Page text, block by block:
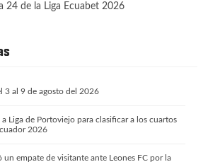
24 de la Liga Ecuabet 2026
3 al 9 de agosto del 2026
a Liga de Portoviejo para clasificar a los cuartos
2026
un empate de visitante ante Leones FC por la